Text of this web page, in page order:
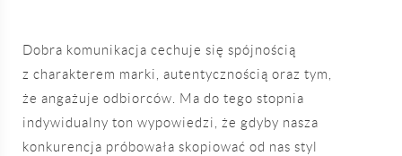
Dobra komunikacja cechuje się spójnością
z charakterem marki, autentycznością oraz tym,
że angażuje odbiorców. Ma do tego stopnia
indywidualny ton wypowiedzi, że gdyby nasza
konkurencja próbowała skopiować od nas styl